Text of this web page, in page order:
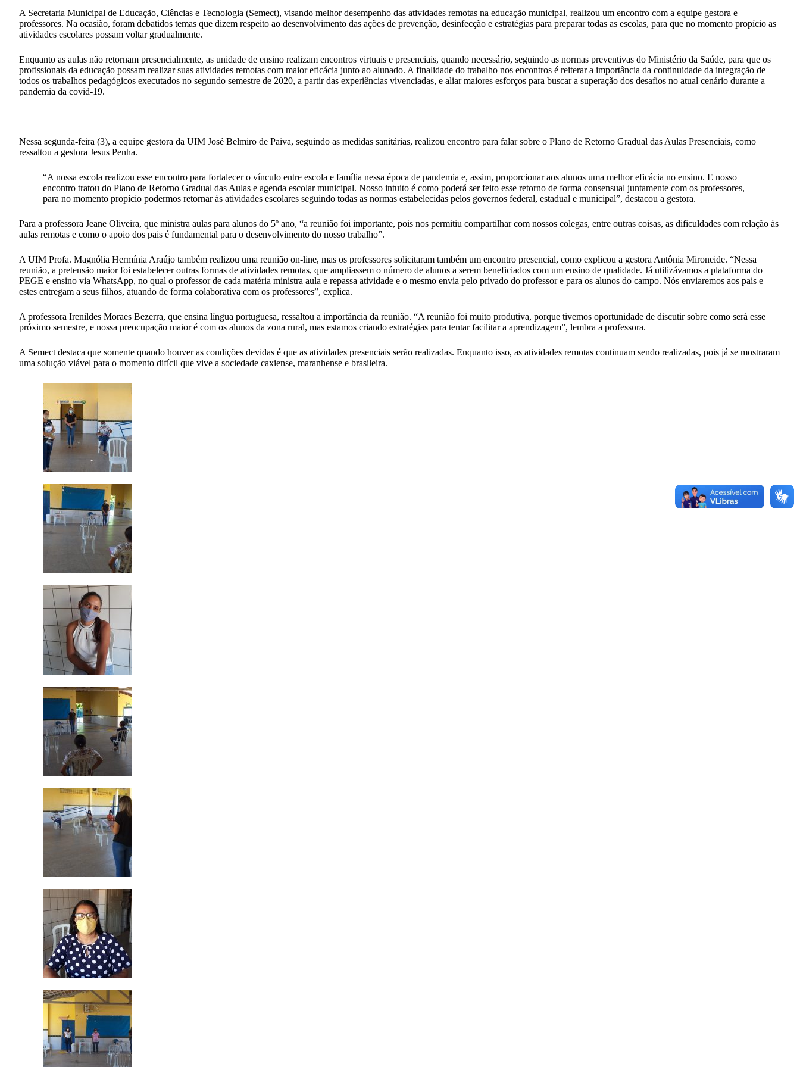
A Secretaria Municipal de Educação, Ciências e Tecnologia (Semect), visando melhor desempenho das atividades remotas na educação municipal, realizou um encontro com a equipe gestora e
professores. Na ocasião, foram debatidos temas que dizem respeito ao desenvolvimento das ações de prevenção, desinfecção e estratégias para preparar todas as escolas, para que no momento propício as
atividades escolares possam voltar gradualmente.
Enquanto as aulas não retornam presencialmente, as unidade de ensino realizam encontros virtuais e presenciais, quando necessário, seguindo as normas preventivas do Ministério da Saúde, para que os
profissionais da educação possam realizar suas atividades remotas com maior eficácia junto ao alunado. A finalidade do trabalho nos encontros é reiterar a importância da continuidade da integração de
todos os trabalhos pedagógicos executados no segundo semestre de 2020, a partir das experiências vivenciadas, e aliar maiores esforços para buscar a superação dos desafios no atual cenário durante a
pandemia da covid-19.
Nessa segunda-feira (3), a equipe gestora da UIM José Belmiro de Paiva, seguindo as medidas sanitárias, realizou encontro para falar sobre o Plano de Retorno Gradual das Aulas Presenciais, como
ressaltou a gestora Jesus Penha.
“A nossa escola realizou esse encontro para fortalecer o vínculo entre escola e família nessa época de pandemia e, assim, proporcionar aos alunos uma melhor eficácia no ensino. E nosso
encontro tratou do Plano de Retorno Gradual das Aulas e agenda escolar municipal. Nosso intuito é como poderá ser feito esse retorno de forma consensual juntamente com os professores,
para no momento propício podermos retornar às atividades escolares seguindo todas as normas estabelecidas pelos governos federal, estadual e municipal”, destacou a gestora.
Para a professora Jeane Oliveira, que ministra aulas para alunos do 5º ano, “a reunião foi importante, pois nos permitiu compartilhar com nossos colegas, entre outras coisas, as dificuldades com relação às
aulas remotas e como o apoio dos pais é fundamental para o desenvolvimento do nosso trabalho”.
A UIM Profa. Magnólia Hermínia Araújo também realizou uma reunião on-line, mas os professores solicitaram também um encontro presencial, como explicou a gestora Antônia Mironeide. “Nessa
reunião, a pretensão maior foi estabelecer outras formas de atividades remotas, que ampliassem o número de alunos a serem beneficiados com um ensino de qualidade. Já utilizávamos a plataforma do
PEGE e ensino via WhatsApp, no qual o professor de cada matéria ministra aula e repassa atividade e o mesmo envia pelo privado do professor e para os alunos do campo. Nós enviaremos aos pais e
estes entregam a seus filhos, atuando de forma colaborativa com os professores”, explica.
A professora Irenildes Moraes Bezerra, que ensina língua portuguesa, ressaltou a importância da reunião. “A reunião foi muito produtiva, porque tivemos oportunidade de discutir sobre como será esse
próximo semestre, e nossa preocupação maior é com os alunos da zona rural, mas estamos criando estratégias para tentar facilitar a aprendizagem”, lembra a professora.
A Semect destaca que somente quando houver as condições devidas é que as atividades presenciais serão realizadas. Enquanto isso, as atividades remotas continuam sendo realizadas, pois já se mostraram
uma solução viável para o momento difícil que vive a sociedade caxiense, maranhense e brasileira.